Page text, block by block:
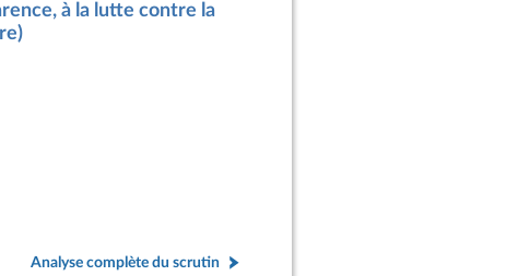
à la lutte contre la
Analyse complète du scrutin